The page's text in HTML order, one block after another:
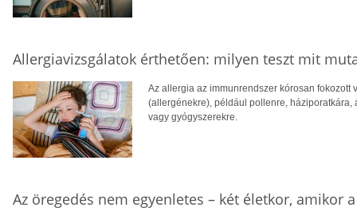
Allergiavizsgálatok érthetően: milyen teszt mit
Az allergia az immunrendszer kórosan
(allergénekre), például pollenre,
vagy gyógyszerekre.
Az öregedés nem egyenletes – két életkor, amikor